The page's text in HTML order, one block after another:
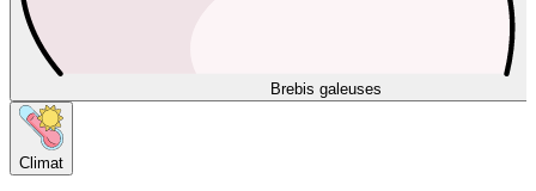
Brebis galeuses
Climat